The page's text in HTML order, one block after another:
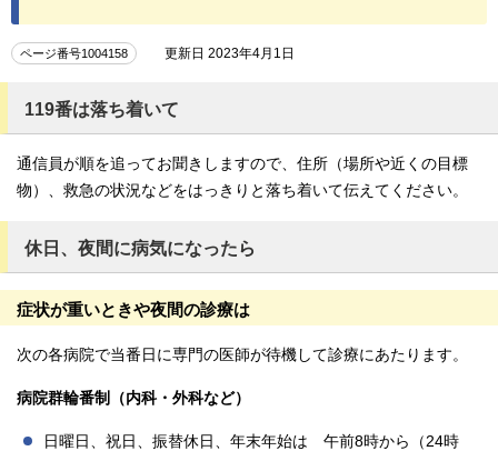
ページ番号1004158 更新日 2023年4月1日
119番は落ち着いて
通信員が順を追ってお聞きしますので、住所（場所や近くの目標
物）、救急の状況などをはっきりと落ち着いて伝えてください。
休日、夜間に病気になったら
症状が重いときや夜間の診療は
次の各病院で当番日に専門の医師が待機して診療にあたります。
病院群輪番制（内科・外科など）
日曜日、祝日、振替休日、年末年始は 午前8時から（24時